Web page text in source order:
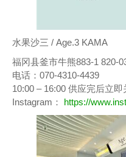
水果沙三 / Age.3 KAMA
福冈县釜市牛熊883-1 820-
电话：070-4310-4439
10:00 – 16:00 供应完后立
Instagram： https://